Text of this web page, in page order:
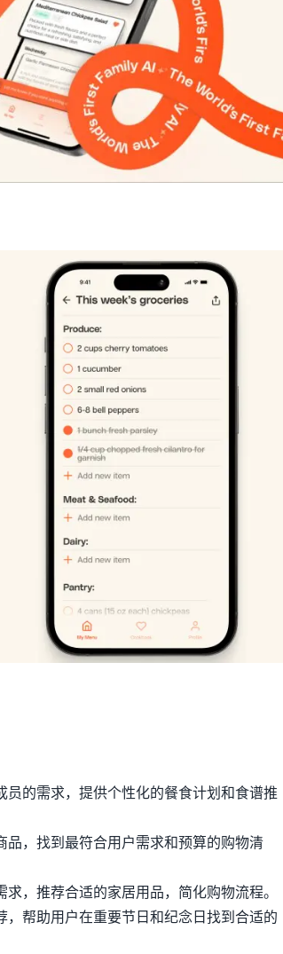
员的需求，提供个性化的餐食计划和食谱推
品，找到最符合用户需求和预算的购物清
，推荐合适的家居用品，简化购物流程。
，帮助用户在重要节日和纪念日找到合适的